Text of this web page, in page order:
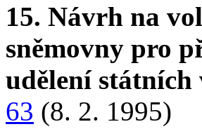
15. Návrh na
sněmovny pro
udělení státních
63 (8. 2. 1995)